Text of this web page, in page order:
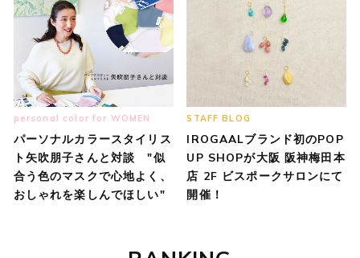
personal color for WOMEN
パーソナルカラースタイリス
ト矢吹朋子さんと対談 "似
合う色のマスクで心地よく、
おしゃれを楽しんでほしい"
STAFF BLOG
IROGAALブランド初のPOP
UP SHOPが大阪 阪神梅田本
店 2F ビスポークサロンにて
開催！